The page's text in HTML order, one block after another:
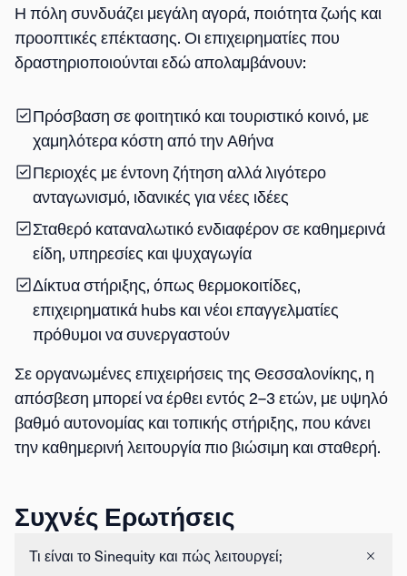
Η πόλη συνδυάζει μεγάλη αγορά, ποιότητα ζωής και
προοπτικές επέκτασης. Οι επιχειρηματίες που
δραστηριοποιούνται εδώ απολαμβάνουν:
Πρόσβαση σε φοιτητικό και τουριστικό κοινό, με
χαμηλότερα κόστη από την Αθήνα
Περιοχές με έντονη ζήτηση αλλά λιγότερο
ανταγωνισμό, ιδανικές για νέες ιδέες
Σταθερό καταναλωτικό ενδιαφέρονσε καθημερινά
είδη, υπηρεσίες και ψυχαγωγία
Δίκτυα στήριξης, όπως θερμοκοιτίδες,
επιχειρηματικά hubs και νέοι επαγγελματίες
πρόθυμοι να συνεργαστούν
Σε οργανωμένες επιχειρήσεις της Θεσσαλονίκης, η
απόσβεση μπορεί να έρθει εντός 2–3 ετών, με υψηλό
βαθμό αυτονομίας και τοπικής στήριξης, που κάνει
την καθημερινή λειτουργία πιο βιώσιμη και σταθερή.
Συχνές Ερωτήσεις
Τι είναι το Sinequity και πώς λειτουργεί;